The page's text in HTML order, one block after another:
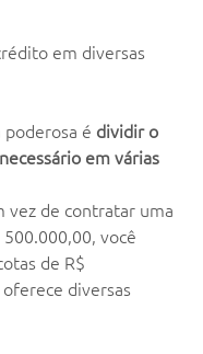
em diversas
é dividir o
em várias
vez de contratar uma
você
de R$
diversas